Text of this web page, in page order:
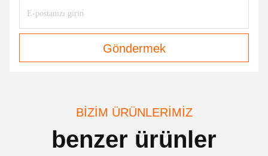
Göndermek
BIZIM ÜRÜNLERIMIZ
benzer ürünler